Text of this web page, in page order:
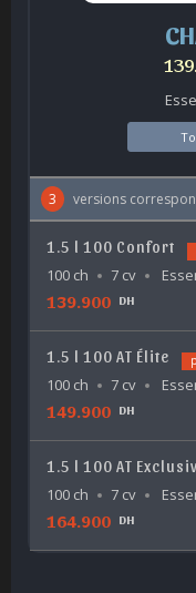
3 versions
1.5 l 100 Confort
100 ch 7 cv
139.900
DH
1.5 l 100 AT Élite
100 ch 7 cv
149.900
DH
1.5 l 100 AT
100 ch 7 cv
164.900
DH